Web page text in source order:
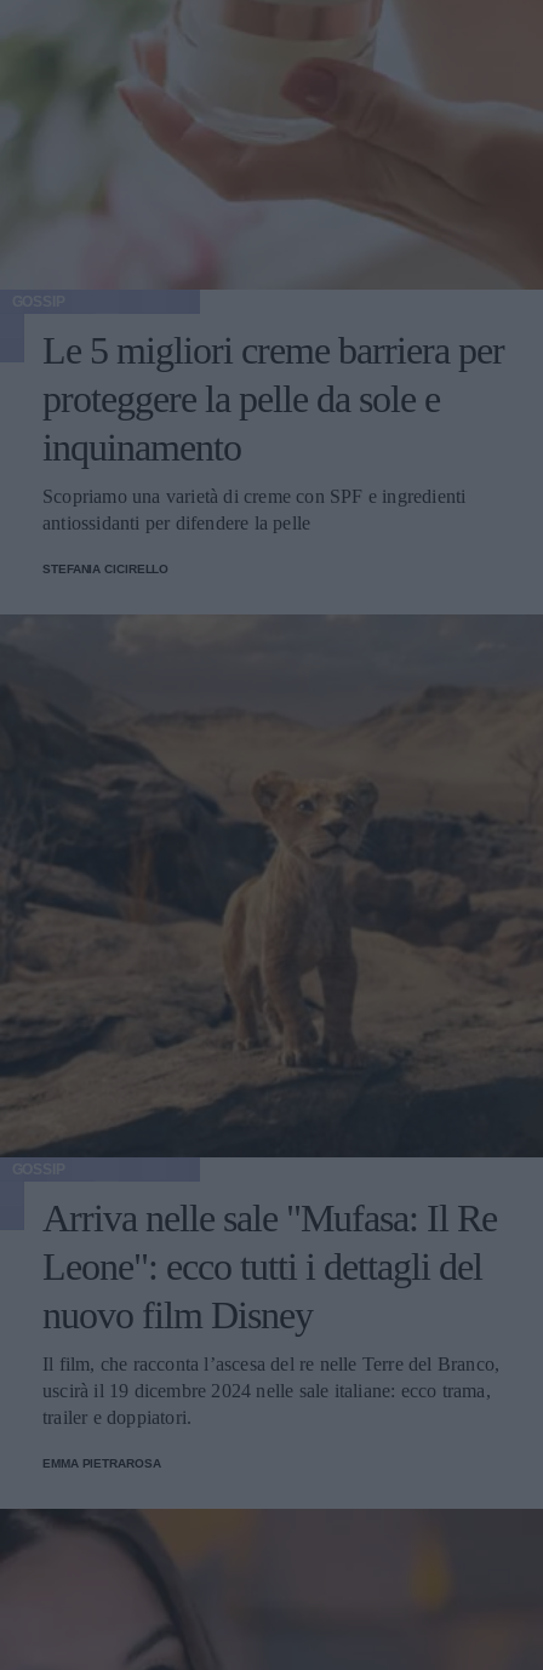
Le 5 migliori creme barriera per
proteggere la pelle da sole e
inquinamento
Scopriamo una varietà di creme con SPF e ingredienti
antiossidanti per difendere la pelle
STEFANIA CICIRELLO
Arriva nelle sale "Mufasa: Il Re
Leone": ecco tutti i dettagli del
nuovo film Disney
Il film, che racconta l’ascesa del re nelle Terre del Branco,
uscirà il 19 dicembre 2024 nelle sale italiane: ecco trama,
trailer e doppiatori.
EMMA PIETRAROSA